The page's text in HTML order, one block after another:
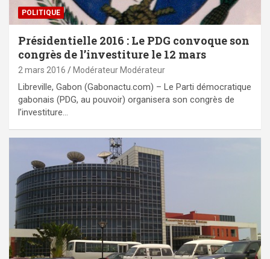
POLITIQUE
Présidentielle 2016 : Le PDG convoque son
congrès de l’investiture le 12 mars
2 mars 2016 Modérateur Modérateur
Libreville, Gabon (Gabonactu.com) – Le Parti démocratique
gabonais (PDG, au pouvoir) organisera son congrès de
l’investiture…